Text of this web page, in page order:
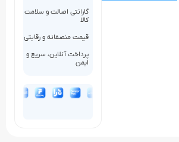
گارانتی اصالت و سلامت
کالا
قیمت منصفانه و رقابتی
پرداخت آنلاین، سریع و
ایمن